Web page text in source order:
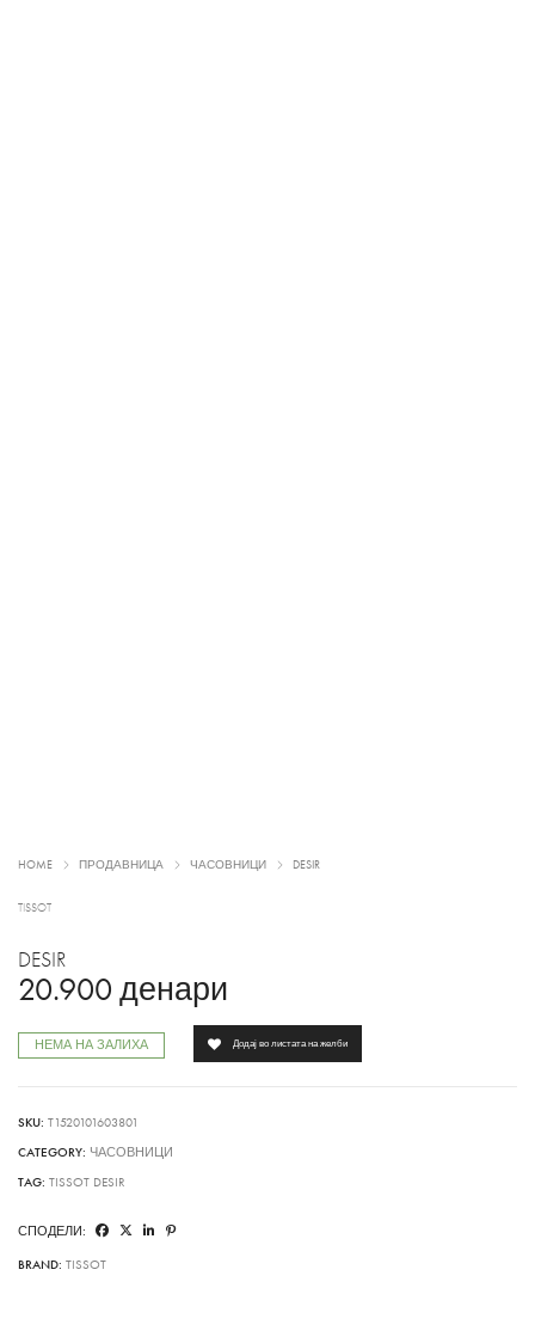
HOME ПРОДАВНИЦА ЧАСОВНИЦИ DESIR
TISSOT
DESIR
20.900 денари
НЕМА НА ЗАЛИХА Додај во листата на желби
SKU: T1520101603801
CATEGORY: ЧАСОВНИЦИ
TAG: TISSOT DESIR
СПОДЕЛИ:
BRAND: TISSOT